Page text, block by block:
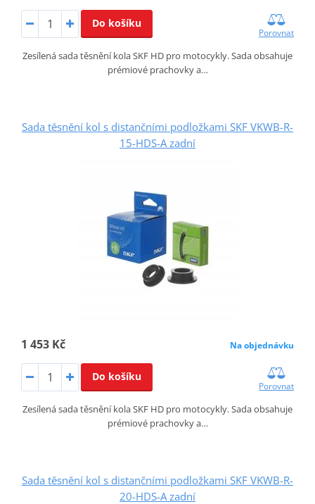
Do košíku
Porovnat
Zesílená sada těsnění kola SKF HD pro motocykly. Sada obsahuje
prémiové prachovky a…
Sada těsnění kol s distančními podložkami SKF VKWB-R-
15-HDS-A zadní
1 453 Kč Na objednávku
Do košíku
Porovnat
Zesílená sada těsnění kola SKF HD pro motocykly. Sada obsahuje
prémiové prachovky a…
Sada těsnění kol s distančními podložkami SKF VKWB-R-
20-HDS-A zadní